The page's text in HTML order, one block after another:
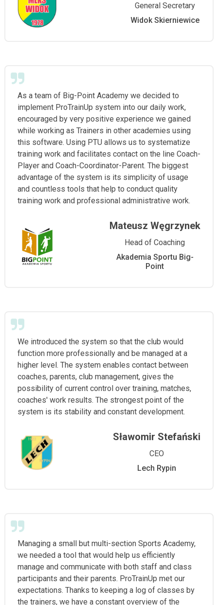
General Secretary
Widok Skierniewice
As a team of Big-Point Academy we decided to
implement ProTrainUp system into our daily work,
encouraged by very positive experience we gained
while working as Trainers in other academies using
this software. Using PTU allows us to systematize
training work and facilitates contact on the line Coach-
Player and Coach-Coordinator-Parent. The biggest
advantage of the system is its simplicity of usage
and countless tools that help to conduct quality
training work and professional administrative work.
Mateusz Węgrzynek
Head of Coaching
Akademia Sportu Big-
Point
We introduced the system so that the club would
function more professionally and be managed at a
higher level. The system enables contact between
coaches, parents, club management, gives the
possibility of current control over training, matches,
coaches' work results. The strongest point of the
system is its stability and constant development.
Sławomir Stefański
CEO
Lech Rypin
Managing a small but multi-section Sports Academy,
we needed a tool that would help us efficiently
manage and communicate with both staff and class
participants and their parents. ProTrainUp met our
expectations. Thanks to keeping a log of classes by
the trainers, we have a constant overview of the